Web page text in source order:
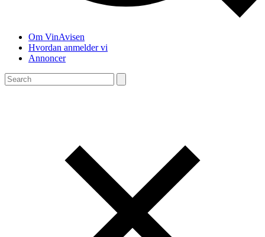
Om VinAvisen
Hvordan anmelder vi
Annoncer